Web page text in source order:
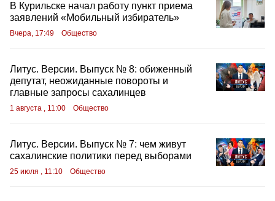
В Курильске начал работу пункт приема
заявлений «Мобильный избиратель»
Вчера, 17:49 Общество
Литус. Версии. Выпуск № 8: обиженный
депутат, неожиданные повороты и
главные запросы сахалинцев
1 августа , 11:00 Общество
Литус. Версии. Выпуск № 7: чем живут
сахалинские политики перед выборами
25 июля , 11:10 Общество